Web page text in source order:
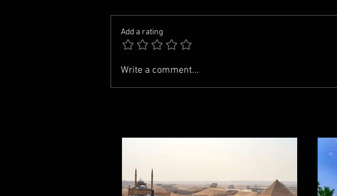
Add a rating
Write a comment...